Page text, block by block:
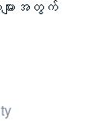
ျားအတွက်